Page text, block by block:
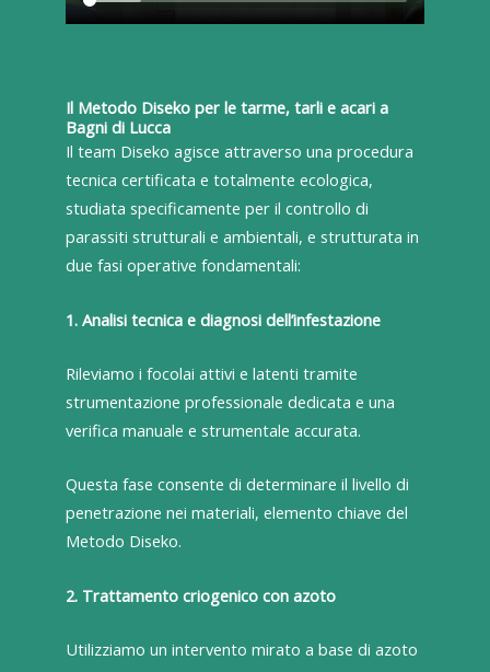
Il Metodo Diseko per le tarme, tarli e acari a
Bagni di Lucca
Il team Diseko agisce attraverso una procedura
tecnica certificata e totalmente ecologica,
studiata specificamente per il controllo di
parassiti strutturali e ambientali, e strutturata in
due fasi operative fondamentali:
1. Analisi tecnica e diagnosi dell’infestazione
Rileviamo i focolai attivi e latenti tramite
strumentazione professionale dedicata e una
verifica manuale e strumentale accurata.
Questa fase consente di determinare il livello di
penetrazione nei materiali, elemento chiave del
Metodo Diseko.
2. Trattamento criogenico con azoto
Utilizziamo un intervento mirato a base di azoto